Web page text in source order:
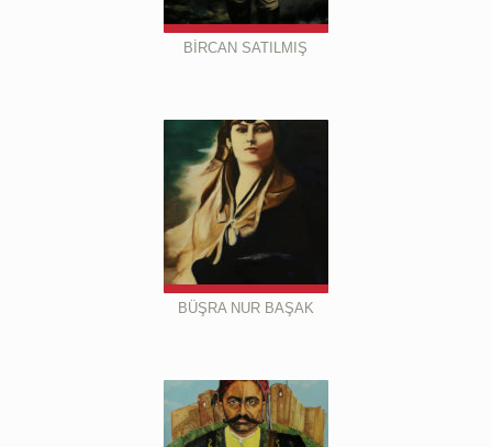
BİRCAN SATILMIŞ
BÜŞRA NUR BAŞAK